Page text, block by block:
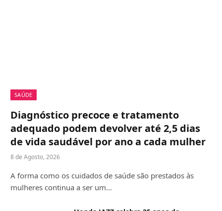
SAÚDE
Diagnóstico precoce e tratamento
adequado podem devolver até 2,5 dias
de vida saudável por ano a cada mulher
8 de Agosto, 2026
A forma como os cuidados de saúde são prestados às
mulheres continua a ser um…